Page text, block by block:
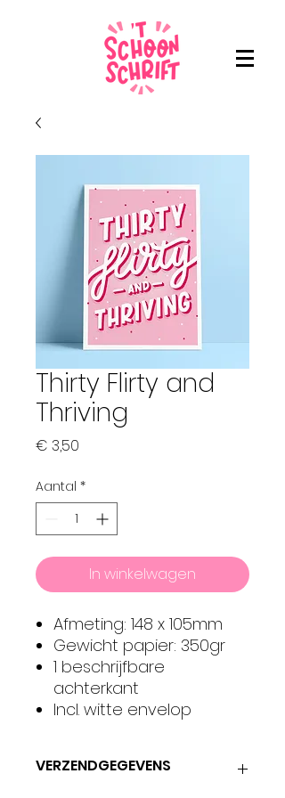
Thirty Flirty and
Thriving
€ 3,50
Aantal *
In winkelwagen
Afmeting: 148 x 105mm
Gewicht papier: 350gr
1 beschrijfbare
achterkant
Incl. witte envelop
VERZENDGEGEVENS